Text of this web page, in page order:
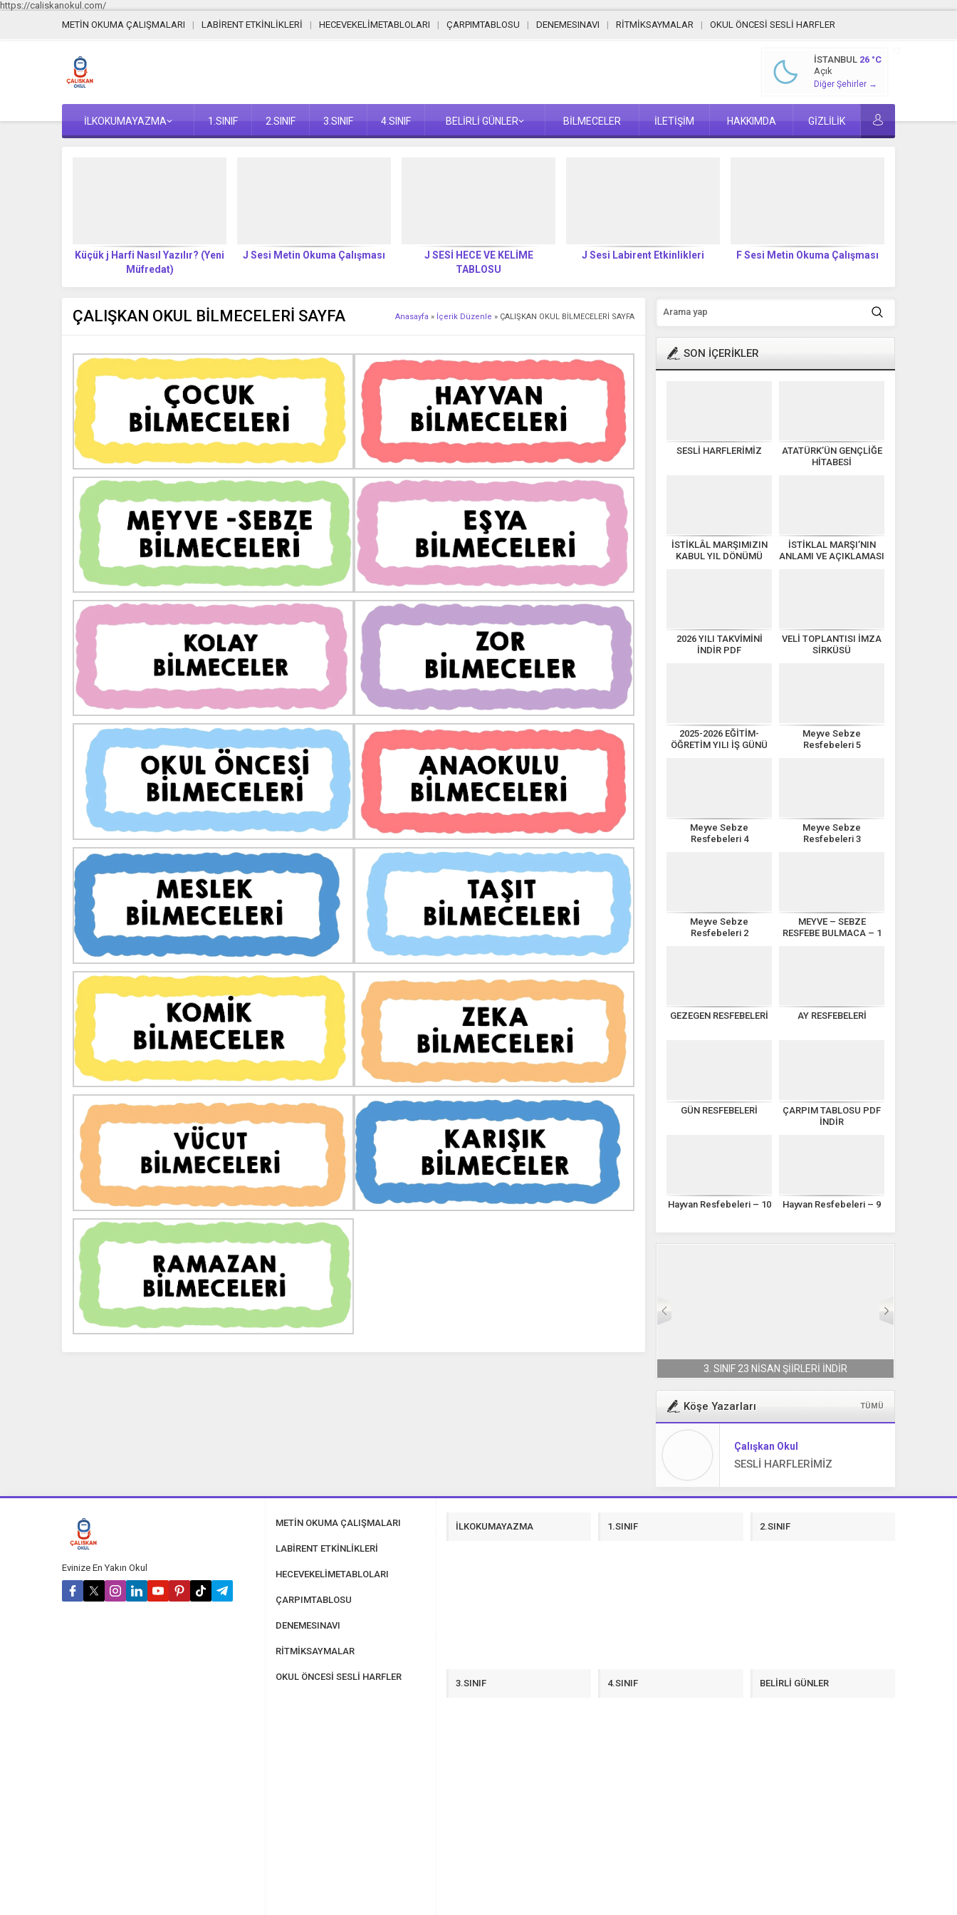
https://caliskanokul.com/
METİN OKUMA ÇALIŞMALARI
LABİRENT ETKİNLİKLERİ HECEVEKELİMETABLOLARI ÇARPIMTABLOSU DENEMESINAVI RİTMİKSAYMALAR OKUL ÖNCESİ SESLİ HARFLER
İSTANBUL 26 °C
Açık
Diğer Şehirler →
İLKOKUMAYAZMA 1.SINIF 2.SINIF 3.SINIF 4.SINIF BELİRLİ GÜNLER BİLMECELER İLETİŞİM HAKKIMDA GİZLİLİK
Küçük j Harfi Nasıl Yazılır? (Yeni
Müfredat)
J Sesi Metin Okuma Çalışması
J SESİ HECE VE KELİME
TABLOSU
J Sesi Labirent Etkinlikleri F Sesi Metin Okuma Çalışması
Anasayfa » İçerik Düzenle » ÇALIŞKAN OKUL BİLMECELERİ SAYFA
ÇALIŞKAN OKUL BİLMECELERİ SAYFA
SON İÇERİKLER
SESLİ HARFLERİMİZ
ATATÜRK’ÜN GENÇLİĞE
HİTABESİ
İSTİKLÂL MARŞIMIZIN
KABUL YIL DÖNÜMÜ
İSTİKLAL MARŞI’NIN
ANLAMI VE AÇIKLAMASI
2026 YILI TAKVİMİNİ
İNDİR PDF
VELİ TOPLANTISI İMZA
SİRKÜSÜ
2025-2026 EĞİTİM-
ÖĞRETİM YILI İŞ GÜNÜ
Meyve Sebze
Resfebeleri 5
Meyve Sebze
Resfebeleri 4
Meyve Sebze
Resfebeleri 3
Meyve Sebze
Resfebeleri 2
MEYVE – SEBZE
RESFEBE BULMACA – 1
GEZEGEN RESFEBELERİ AY RESFEBELERİ
GÜN RESFEBELERİ
ÇARPIM TABLOSU PDF
İNDİR
Hayvan Resfebeleri – 10 Hayvan Resfebeleri – 9
3. SINIF 23 NİSAN ŞİİRLERİ İNDİR
Köşe Yazarları TÜMÜ
Çalışkan Okul
SESLİ HARFLERİMİZ
Evinize En Yakın Okul
METİN OKUMA ÇALIŞMALARI
LABİRENT ETKİNLİKLERİ
HECEVEKELİMETABLOLARI
ÇARPIMTABLOSU
DENEMESINAVI
RİTMİKSAYMALAR
OKUL ÖNCESİ SESLİ HARFLER
İLKOKUMAYAZMA 1.SINIF 2.SINIF
3.SINIF 4.SINIF BELİRLİ GÜNLER